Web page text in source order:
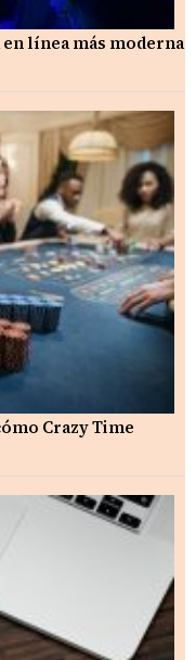
en línea más moderna
Crazy Time